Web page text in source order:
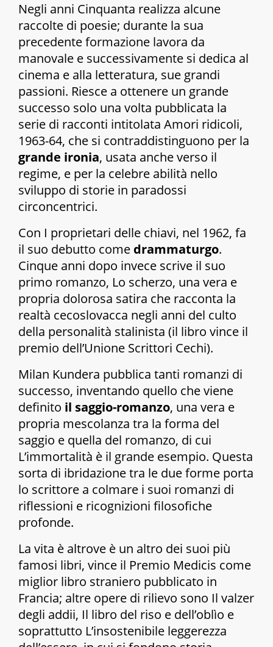
Negli anni Cinquanta realizza alcune
raccolte di poesie; durante la sua
precedente formazione lavora da
manovale e successivamente si dedica al
cinema e alla letteratura, sue grandi
passioni. Riesce a ottenere un grande
successo solo una volta pubblicata la
serie di racconti intitolata Amori ridicoli,
1963-64, che si contraddistinguono per la
grande ironia, usata anche verso il
regime, e per la celebre abilità nello
sviluppo di storie in paradossi
circoncentrici.
Con I proprietari delle chiavi, nel 1962, fa
il suo debutto come drammaturgo.
Cinque anni dopo invece scrive il suo
primo romanzo, Lo scherzo, una vera e
propria dolorosa satira che racconta la
realtà cecoslovacca negli anni del culto
della personalità stalinista (il libro vince il
premio dell’Unione Scrittori Cechi).
Milan Kundera pubblica tanti romanzi di
successo, inventando quello che viene
definito il saggio-romanzo, una vera e
propria mescolanza tra la forma del
saggio e quella del romanzo, di cui
L’immortalità è il grande esempio. Questa
sorta di ibridazione tra le due forme porta
lo scrittore a colmare i suoi romanzi di
riflessioni e ricognizioni filosofiche
profonde.
La vita è altrove è un altro dei suoi più
famosi libri, vince il Premio Medicis come
miglior libro straniero pubblicato in
Francia; altre opere di rilievo sono Il valzer
degli addii, Il libro del riso e dell’oblìo e
soprattutto L’insostenibile leggerezza